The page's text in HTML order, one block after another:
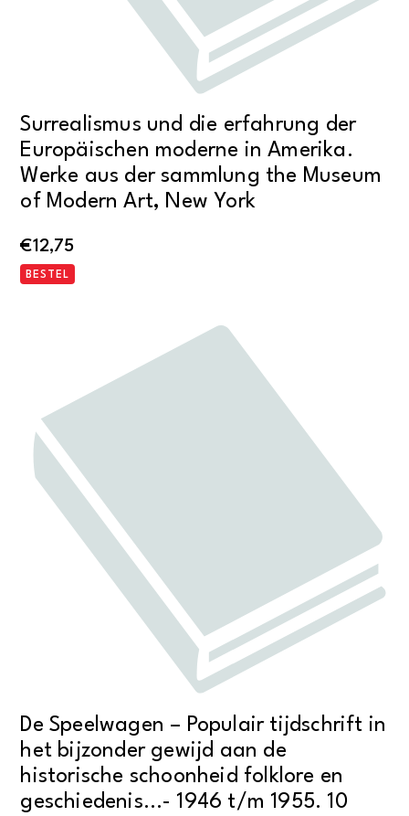
Surrealismus und die erfahrung der
Europäischen moderne in Amerika.
Werke aus der sammlung the Museum
of Modern Art, New York
€12,75
BESTEL
De Speelwagen – Populair tijdschrift in
het bijzonder gewijd aan de
historische schoonheid folklore en
geschiedenis…- 1946 t/m 1955. 10